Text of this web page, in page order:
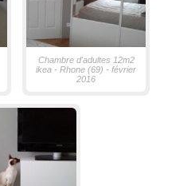
Chambre d'adultes 12m2
ikea - Rhone (69) - février
2016